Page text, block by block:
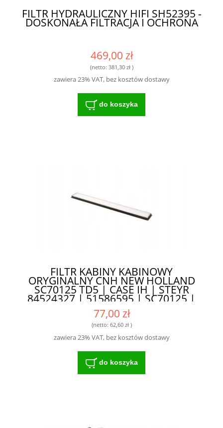
FILTR HYDRAULICZNY HIFI SH52395 -
DOSKONAŁA FILTRACJA I OCHRONA
469,00 zł
(netto: 381,30 zł)
zawiera 23% VAT, bez kosztów dostawy
do koszyka
FILTR KABINY KABINOWY
ORYGINALNY CNH NEW HOLLAND
SC70125 TD5 | CASE IH | STEYR
84524327 | 51586595 | SC70125 |
SKL46662 | DOSKONAŁA WYDAJNOŚĆ
I PRECYZYJNA FILTRACJA
77,00 zł
(netto: 62,60 zł)
zawiera 23% VAT, bez kosztów dostawy
do koszyka